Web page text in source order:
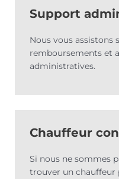
Support
Nous vous assistons
remboursements et
administratives.
Chauffeur
Si nous ne sommes
trouver un chauffeur